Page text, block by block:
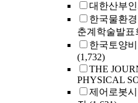
대한산부
한국물환
춘계학술발표
한국토양
(1,732)
THE
PHYSICAL
제어로봇